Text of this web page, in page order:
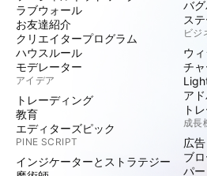
ラブウォール
お友達紹介
クリエイタープログラム
ハウスルール
モデレーター
アイデア
トレーディング
教育
エディターズピック
PINE SCRIPT
インジケーターとストラテジー
バ
ス
ビジ
ウ
チ
ア
ト
成長
広告
ブ
パ